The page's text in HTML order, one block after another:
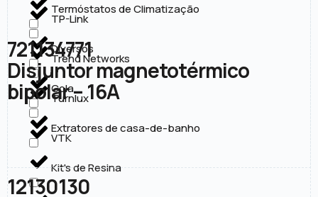
Termóstatos de Climatização
Diversos
Cola
Extratores de casa-de-banho
Kit's de Resina
TP-Link
Trend Networks
Turnlux
VTK
721134771
Disjuntor magnetotérmico
bipolar – 16A
12130130